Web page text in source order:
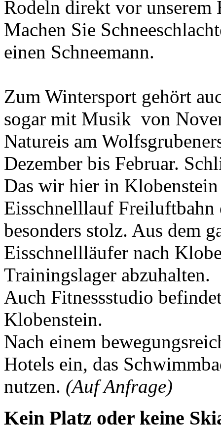
Rodeln direkt vor unserem
Machen Sie
einen Schneemann.
Zum Wintersport gehört
sogar mit Musik von
Natureis am
Dezember bis Februar.
Das wir hier in
Eisschnelllauf
besonders stolz. Aus dem
Eisschnellläufer nach
Trainingslager abzuhalten.
Auch Fitnessstudio
Klobenstein.
Nach einem
Hotels ein, das
nutzen. (Auf Anfrage)
Kein Platz oder keine